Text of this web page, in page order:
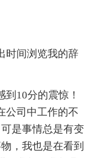
时间浏览我的辞
10分的震惊！
公司中工作的不
是事情总是有变
，我也是在看到